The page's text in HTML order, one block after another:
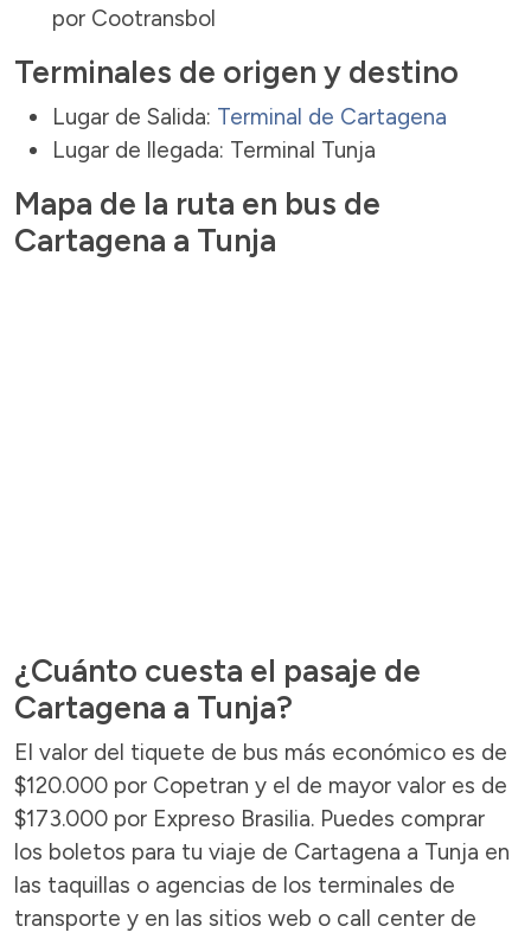
por Cootransbol
Terminales de origen y destino
Lugar de Salida: Terminal de Cartagena
Lugar de llegada: Terminal Tunja
Mapa de la ruta en bus de
Cartagena a Tunja
¿Cuánto cuesta el pasaje de
Cartagena a Tunja?
El valor del tiquete de bus más económico es de
$120.000 por Copetran y el de mayor valor es de
$173.000 por Expreso Brasilia. Puedes comprar
los boletos para tu viaje de Cartagena a Tunja en
las taquillas o agencias de los terminales de
transporte y en las sitios web o call center de